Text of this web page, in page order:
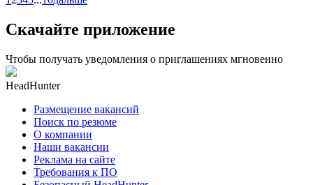
Скачайте приложение
Чтобы получать уведомления о приглашениях мгновенно
HeadHunter
Размещение вакансий
Поиск по резюме
О компании
Наши вакансии
Реклама на сайте
Требования к ПО